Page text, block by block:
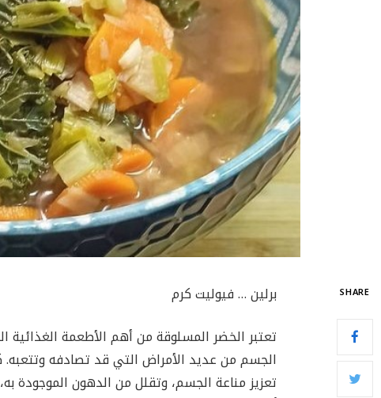
SHARE
برلين … فيوليت كرم
تعتبر الخضر المسلوقة من أهم الأطعمة الغذائية
الجسم من عديد الأمراض التي قد تصادفه
تعزيز مناعة الجسم، وتقلل من الدهون الموجودة